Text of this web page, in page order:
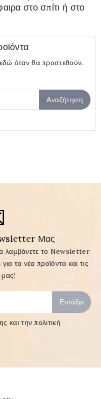
στο σπίτι ή στο
όταν θα προστεθούν.
Αναζήτηση
Μας
λαμβάνετε το Newsletter
τα νέα προϊόντα και τις
και την πολιτική